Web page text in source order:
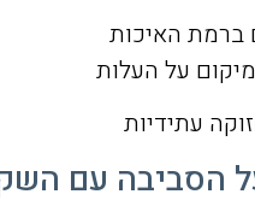
ברמת האיכות
על העלות
עתידיות
הסביבה עם